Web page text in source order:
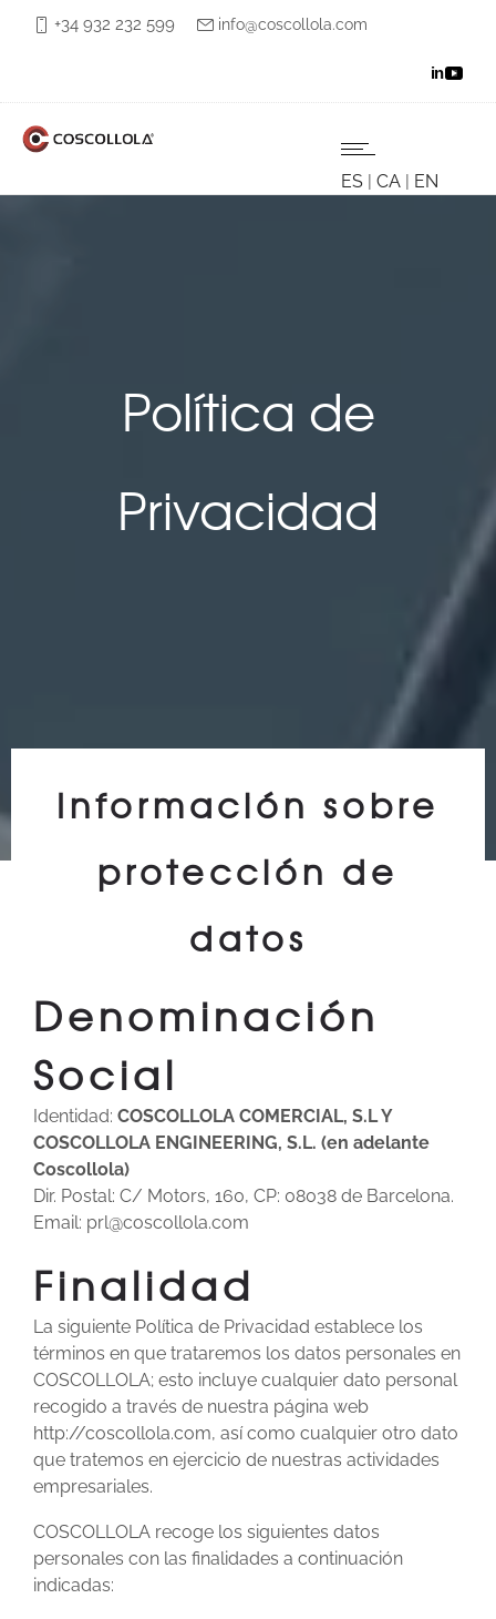
+34 932 232 599 info@coscollola.com
ES | CA | EN
Política de
Privacidad
Información sobre
protección de
datos
Denominación
Social
Identidad: COSCOLLOLA COMERCIAL, S.L Y
COSCOLLOLA ENGINEERING, S.L. (en adelante
Coscollola)
Dir. Postal: C/ Motors, 160, CP: 08038 de Barcelona.
Email: prl@coscollola.com
Finalidad
La siguiente Política de Privacidad establece los
términos en que trataremos los datos personales en
COSCOLLOLA; esto incluye cualquier dato personal
recogido a través de nuestra página web
http://coscollola.com, así como cualquier otro dato
que tratemos en ejercicio de nuestras actividades
empresariales.
COSCOLLOLA recoge los siguientes datos
personales con las finalidades a continuación
indicadas: